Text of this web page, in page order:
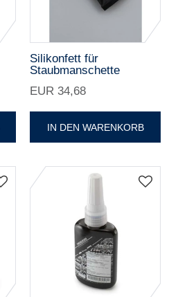
Silikonfett für
Staubmanschette
EUR 34,68
IN DEN WARENKORB